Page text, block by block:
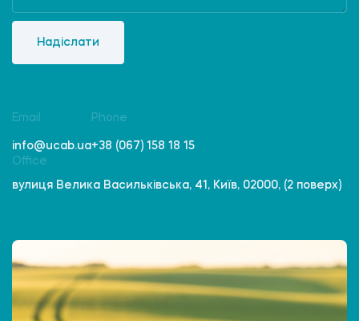
Надіслати
Email
info@ucab.ua
Phone
+38 (067) 158 18 15
Office
вулиця Велика Васильківська, 41, Київ, 02000, (2 поверх)